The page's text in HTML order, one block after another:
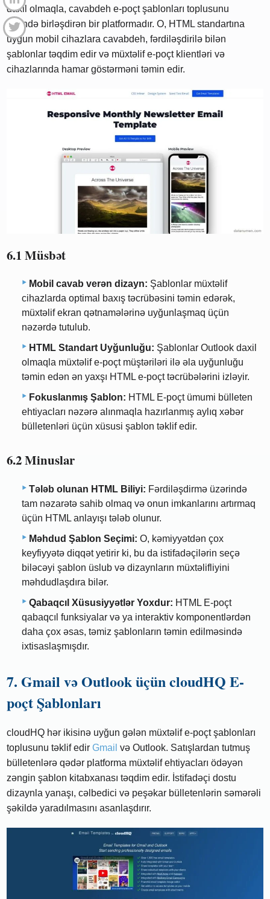
daxil olmaqla, cavabdeh e-poçt şablonları toplusunu
özündə birləşdirən bir platformadır. O, HTML standartına
uyğun mobil cihazlara cavabdeh, fərdiləşdirilə bilən
şablonlar təqdim edir və müxtəlif e-poçt klientləri və
cihazlarında hamar göstərməni təmin edir.
6.1 Müsbət
Mobil cavab verən dizayn: Şablonlar müxtəlif
cihazlarda optimal baxış təcrübəsini təmin edərək,
müxtəlif ekran qətnamələrinə uyğunlaşmaq üçün
nəzərdə tutulub.
HTML Standart Uyğunluğu: Şablonlar Outlook daxil
olmaqla müxtəlif e-poçt müştəriləri ilə əla uyğunluğu
təmin edən ən yaxşı HTML e-poçt təcrübələrini izləyir.
Fokuslanmış Şablon: HTML E-poçt ümumi bülleten
ehtiyacları nəzərə alınmaqla hazırlanmış aylıq xəbər
bülletenləri üçün xüsusi şablon təklif edir.
6.2 Minuslar
Tələb olunan HTML Biliyi: Fərdiləşdirmə üzərində
tam nəzarətə sahib olmaq və onun imkanlarını artırmaq
üçün HTML anlayışı tələb olunur.
Məhdud Şablon Seçimi: O, kəmiyyətdən çox
keyfiyyətə diqqət yetirir ki, bu da istifadəçilərin seçə
biləcəyi şablon üslub və dizaynların müxtəlifliyini
məhdudlaşdıra bilər.
Qabaqcıl Xüsusiyyətlər Yoxdur: HTML E-poçt
qabaqcıl funksiyalar və ya interaktiv komponentlərdən
daha çox əsas, təmiz şablonların təmin edilməsində
ixtisaslaşmışdır.
7. Gmail və Outlook üçün cloudHQ E-
poçt Şablonları
cloudHQ hər ikisinə uyğun gələn müxtəlif e-poçt şablonları
toplusunu təklif edirGmail və Outlook. Satışlardan tutmuş
bülletenlərə qədər platforma müxtəlif ehtiyacları ödəyən
zəngin şablon kitabxanası təqdim edir. İstifadəçi dostu
dizaynla yanaşı, cəlbedici və peşəkar bülletenlərin səmərəli
şəkildə yaradılmasını asanlaşdırır.